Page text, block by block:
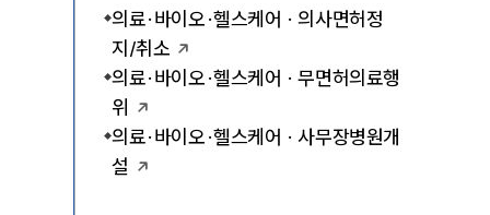
의료·바이오·헬스케어 · 의사면허정
지/취소
의료·바이오·헬스케어 · 무면허의료행
위
의료·바이오·헬스케어 · 사무장병원개
설